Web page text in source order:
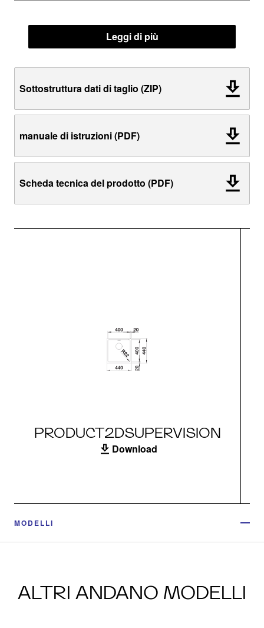
Leggi di più
Sottostruttura dati di taglio (ZIP)
manuale di istruzioni (PDF)
Scheda tecnica del prodotto (PDF)
PRODUCT2DSUPERVISION
Download
MODELLI
ALTRI ANDANO MODELLI